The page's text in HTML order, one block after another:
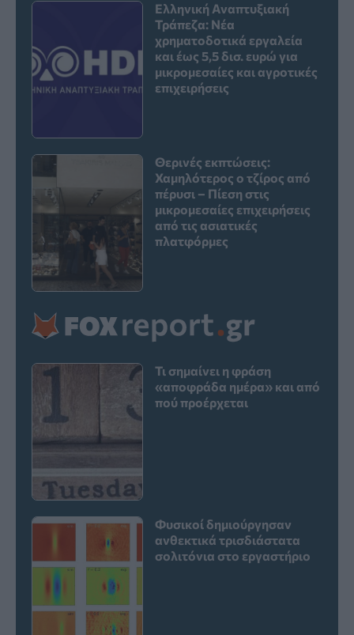
Ελληνική Αναπτυξιακή
Τράπεζα: Νέα
χρηματοδοτικά εργαλεία
και έως 5,5 δισ. ευρώ για
μικρομεσαίες και αγροτικές
επιχειρήσεις
Θερινές εκπτώσεις:
Χαμηλότερος ο τζίρος από
πέρυσι – Πίεση στις
μικρομεσαίες επιχειρήσεις
από τις ασιατικές
πλατφόρμες
Τι σημαίνει η φράση
«αποφράδα ημέρα» και από
πού προέρχεται
Φυσικοί δημιούργησαν
ανθεκτικά τρισδιάστατα
σολιτόνια στο εργαστήριο